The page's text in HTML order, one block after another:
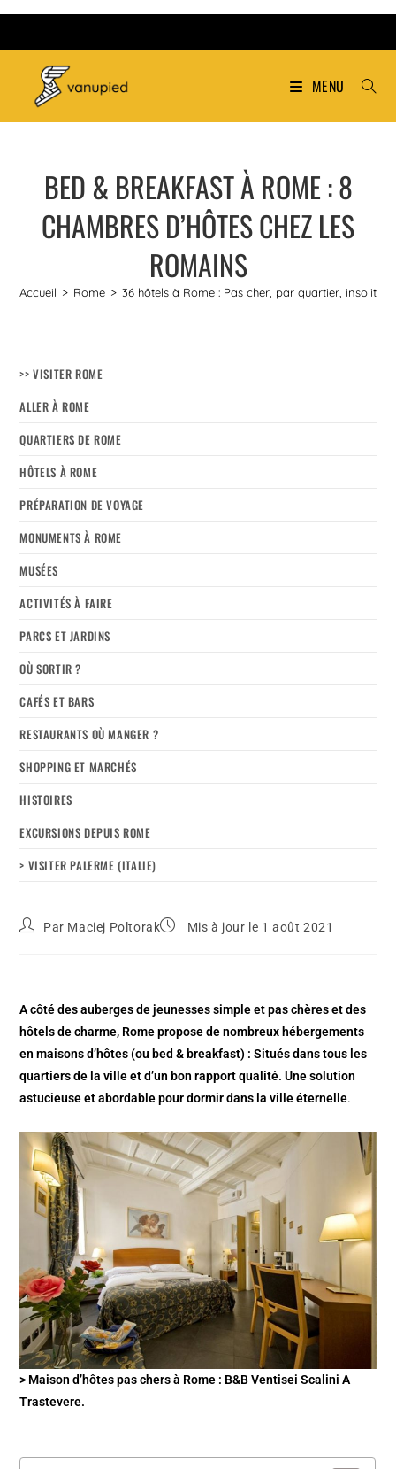
MENU
BED & BREAKFAST À ROME : 8
CHAMBRES D’HÔTES CHEZ LES
ROMAINS
Accueil > Rome > 36 hôtels à Rome : Pas cher, par quartier, insolite...
>> VISITER ROME
ALLER À ROME
QUARTIERS DE ROME
HÔTELS À ROME
PRÉPARATION DE VOYAGE
MONUMENTS À ROME
MUSÉES
ACTIVITÉS À FAIRE
PARCS ET JARDINS
OÙ SORTIR ?
CAFÉS ET BARS
RESTAURANTS OÙ MANGER ?
SHOPPING ET MARCHÉS
HISTOIRES
EXCURSIONS DEPUIS ROME
> VISITER PALERME (ITALIE)
Par Maciej Poltorak Mis à jour le 1 août 2021
A côté des auberges de jeunesses simple et pas chères et des
hôtels de charme, Rome propose de nombreux hébergements
en maisons d’hôtes (ou bed & breakfast) : Situés dans tous les
quartiers de la ville et d’un bon rapport qualité. Une solution
astucieuse et abordable pour dormir dans la ville éternelle.
> Maison d’hôtes pas chers à Rome : B&B Ventisei Scalini A
Trastevere.